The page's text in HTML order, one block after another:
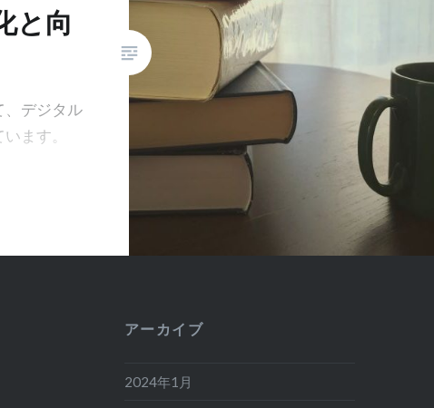
と向
、デジタル
ます。
アーカイブ
2024年1月